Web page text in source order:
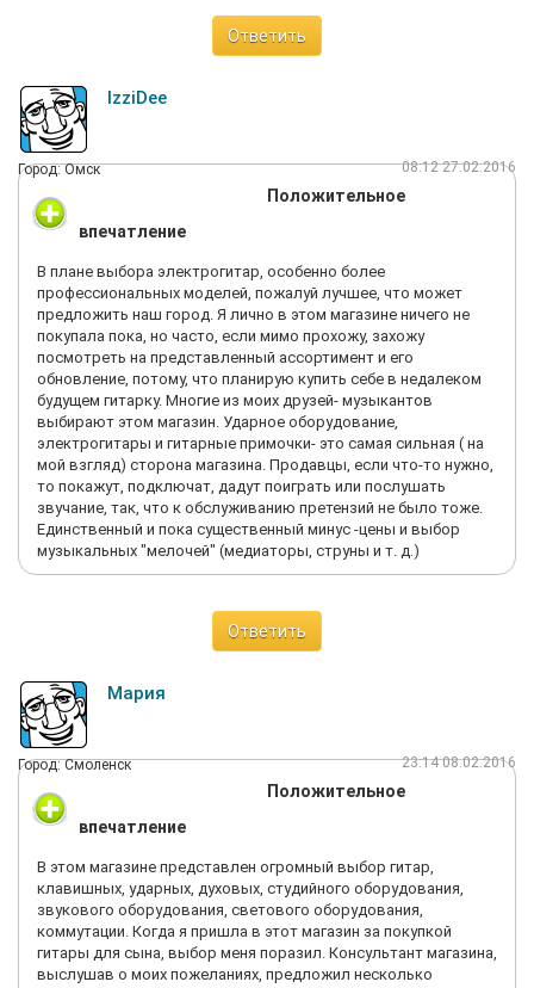
Ответить
IzziDee
Город: Омск 08:12 27.02.2016
Положительное
впечатление
В плане выбора электрогитар, особенно более
профессиональных моделей, пожалуй лучшее, что может
предложить наш город. Я лично в этом магазине ничего не
покупала пока, но часто, если мимо прохожу, захожу
посмотреть на представленный ассортимент и его
обновление, потому, что планирую купить себе в недалеком
будущем гитарку. Многие из моих друзей- музыкантов
выбирают этом магазин. Ударное оборудование,
электрогитары и гитарные примочки- это самая сильная ( на
мой взгляд) сторона магазина. Продавцы, если что-то нужно,
то покажут, подключат, дадут поиграть или послушать
звучание, так, что к обслуживанию претензий не было тоже.
Единственный и пока существенный минус -цены и выбор
музыкальных "мелочей" (медиаторы, струны и т. д.)
Ответить
Мария
Город: Смоленск 23:14 08.02.2016
Положительное
впечатление
В этом магазине представлен огромный выбор гитар,
клавишных, ударных, духовых, студийного оборудования,
звукового оборудования, светового оборудования,
коммутации. Когда я пришла в этот магазин за покупкой
гитары для сына, выбор меня поразил. Консультант магазина,
выслушав о моих пожеланиях, предложил несколько